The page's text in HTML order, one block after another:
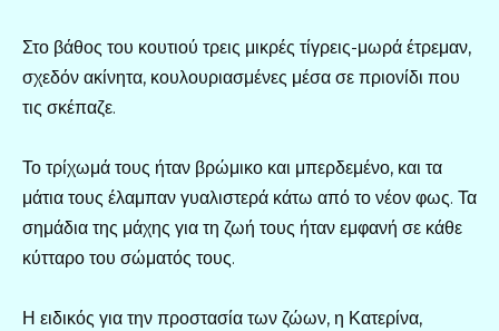
Στο βάθος του κουτιού τρεις μικρές τίγρεις-μωρά έτρεμαν,
σχεδόν ακίνητα, κουλουριασμένες μέσα σε πριονίδι που
τις σκέπαζε.
Το τρίχωμά τους ήταν βρώμικο και μπερδεμένο, και τα
μάτια τους έλαμπαν γυαλιστερά κάτω από το νέον φως. Τα
σημάδια της μάχης για τη ζωή τους ήταν εμφανή σε κάθε
κύτταρο του σώματός τους.
Η ειδικός για την προστασία των ζώων, η Κατερίνα,